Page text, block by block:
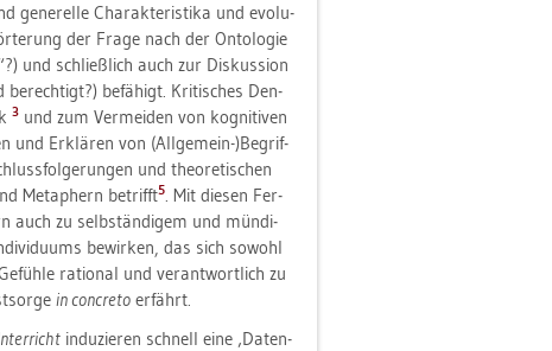
ge­ne­rel­le Cha­rak­te­ris­ti­ka und evo­lu­
der Frage nach der On­to­lo­gie
und schließ­lich auch zur Dis­kus­si­on
be­fä­higt. Kri­ti­sches Den­
3und zum Ver­mei­den von ko­gni­ti­ven
und Er­klä­ren von (All­ge­mein-)Be­grif­
und theo­re­ti­schen
Me­ta­phern be­trifft5. Mit die­sen Fer­
auch zu selb­stän­di­gem und mün­di­
be­wir­ken, das sich so­wohl
ra­tio­nal und ver­ant­wort­lich zu
in con­cre­toer­fährt.
in­du­zie­ren schnell eine ‚Da­ten­